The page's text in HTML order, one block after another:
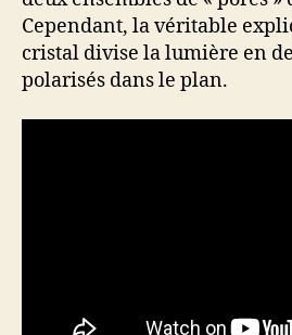
Cependant, la véritable
cristal divise la lumière en
polarisés dans le plan.